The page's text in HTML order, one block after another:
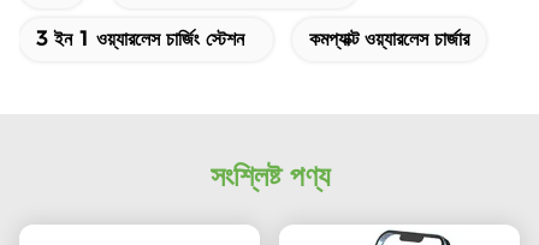
3 ইন 1 ওয়্যারলেস চার্জিং স্টেশন কমপ্যাক্ট ওয়্যারলেস চার্জার
সংশ্লিষ্ট পণ্য